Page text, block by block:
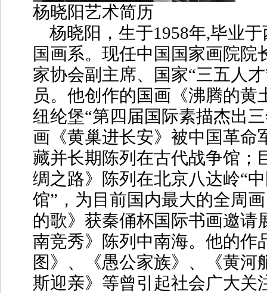
杨晓阳艺术简历
杨晓阳，生于1958年,毕业于
国画系。现任中国国家画院院
家协会副主席、国家“三五人
员。他创作的国画《沸腾的黄
纽纶堡“第四届国际素描杰出
画《黄巢进长安》被中国革命
藏并长期陈列在古代战争馆；
绸之路》陈列在北京八达岭“
馆”，为目前国内最大的全周
的歌》获秦俑杯国际书画邀请
南竞秀》陈列中南海。他的作
图》、《愚公家族》、《黄河
斯迎亲》等曾引起社会广大关